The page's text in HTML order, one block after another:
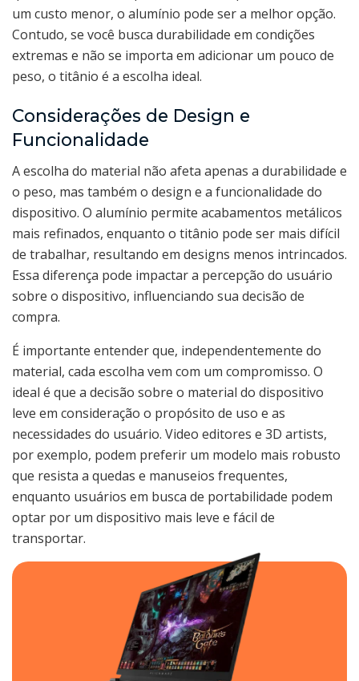
um custo menor, o alumínio pode ser a melhor opção.
Contudo, se você busca durabilidade em condições
extremas e não se importa em adicionar um pouco de
peso, o titânio é a escolha ideal.
Considerações de Design e
Funcionalidade
A escolha do material não afeta apenas a durabilidade e
o peso, mas também o design e a funcionalidade do
dispositivo. O alumínio permite acabamentos metálicos
mais refinados, enquanto o titânio pode ser mais difícil
de trabalhar, resultando em designs menos intrincados.
Essa diferença pode impactar a percepção do usuário
sobre o dispositivo, influenciando sua decisão de
compra.
É importante entender que, independentemente do
material, cada escolha vem com um compromisso. O
ideal é que a decisão sobre o material do dispositivo
leve em consideração o propósito de uso e as
necessidades do usuário. Video editores e 3D artists,
por exemplo, podem preferir um modelo mais robusto
que resista a quedas e manuseios frequentes,
enquanto usuários em busca de portabilidade podem
optar por um dispositivo mais leve e fácil de
transportar.